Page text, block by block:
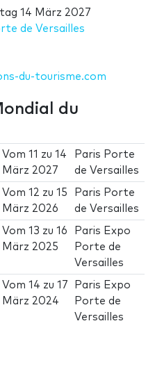
14 März 2027
de Versailles
du-tourisme.com
du
Vom11 zu14
März 2027
Paris Porte
de Versailles
Vom12 zu15
März 2026
Paris Porte
de Versailles
Vom13 zu16
März 2025
Paris Expo
Porte de
Versailles
Vom14 zu17
März 2024
Paris Expo
Porte de
Versailles